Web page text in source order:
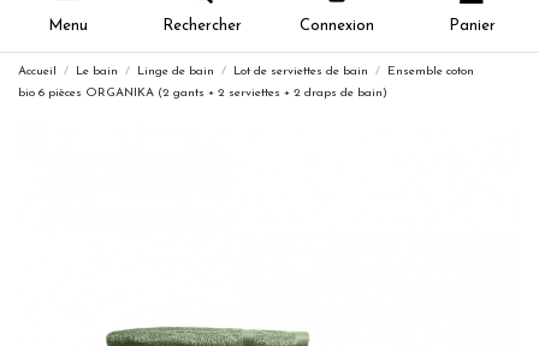
Menu Rechercher Connexion Panier
Accueil Le bain Linge de bain Lot de serviettes de bain
Ensemble coton
bio 6 pièces ORGANIKA (2 gants + 2 serviettes + 2 draps de bain)